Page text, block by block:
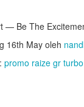
— Be The
16th Mayoleh
promo raize gr turbo